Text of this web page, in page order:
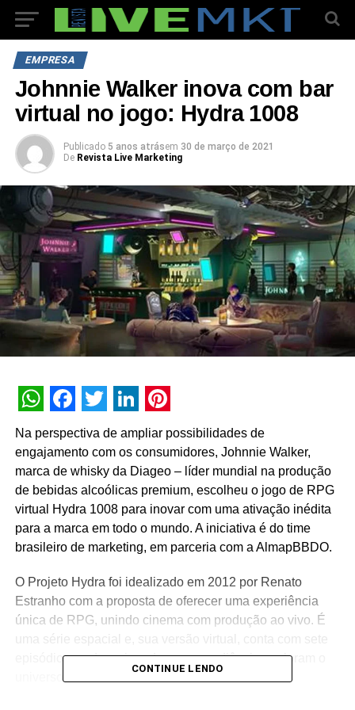
EMPRESA
Johnnie Walker inova com bar
virtual no jogo: Hydra 1008
Publicado 5 anos atrásem 30 de março de 2021
De Revista Live Marketing
WhatsApp
Facebook
Twitter
LinkedIn
Pinterest
Na perspectiva de ampliar possibilidades de
engajamento com os consumidores, Johnnie Walker,
marca de whisky da Diageo – líder mundial na produção
de bebidas alcoólicas premium, escolheu o jogo de RPG
virtual Hydra 1008 para inovar com uma ativação inédita
para a marca em todo o mundo. A iniciativa é do time
brasileiro de marketing, em parceria com a AlmapBBDO.
O Projeto Hydra foi idealizado em 2012 por Renato
Estranho com a proposta de oferecer uma experiência
única de RPG, unindo cinema com produção ao vivo. É
episódios, onde os jogadores e a audiência exploram o
universo.
CONTINUE LENDO